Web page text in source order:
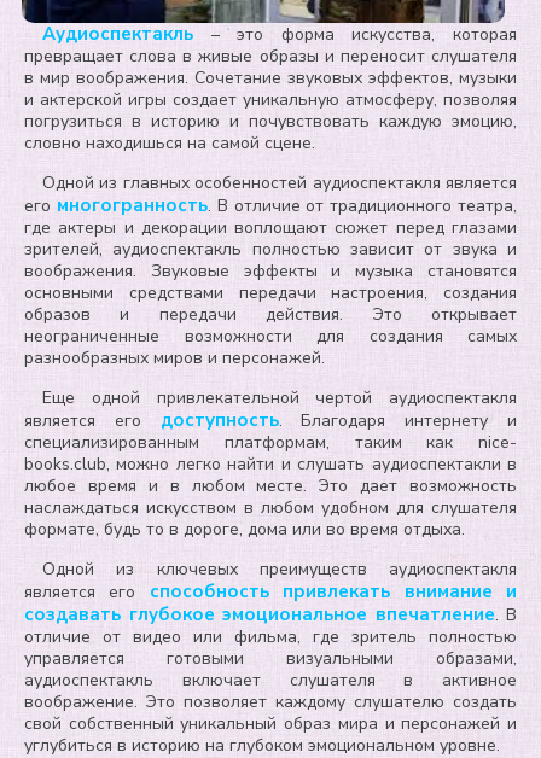
Аудиоспектакль – это форма искусства, которая
превращает слова в живые образы и переносит слушателя
в мир воображения. Сочетание звуковых эффектов, музыки
и актерской игры создает уникальную атмосферу, позволяя
погрузиться в историю и почувствовать каждую эмоцию,
словно находишься на самой сцене.
Одной из главных особенностей аудиоспектакля является
его многогранность. В отличие от традиционного театра,
где актеры и декорации воплощают сюжет перед глазами
зрителей, аудиоспектакль полностью зависит от звука и
воображения. Звуковые эффекты и музыка становятся
основными средствами передачи настроения, создания
образов и передачи действия. Это открывает
неограниченные возможности для создания самых
разнообразных миров и персонажей.
Еще одной привлекательной чертой аудиоспектакля
является его доступность. Благодаря интернету и
специализированным платформам, таким как nice-
books.club, можно легко найти и слушать аудиоспектакли в
любое время и в любом месте. Это дает возможность
наслаждаться искусством в любом удобном для слушателя
формате, будь то в дороге, дома или во время отдыха.
Одной из ключевых преимуществ аудиоспектакля
является его способность привлекать внимание и
создавать глубокое эмоциональное впечатление. В
отличие от видео или фильма, где зритель полностью
управляется готовыми визуальными образами,
аудиоспектакль включает слушателя в активное
воображение. Это позволяет каждому слушателю создать
свой собственный уникальный образ мира и персонажей и
углубиться в историю на глубоком эмоциональном уровне.